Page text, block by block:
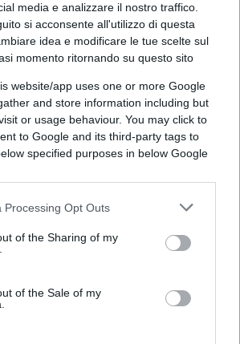
media e analizzare il nostro traffico.
si acconsente all'utilizzo di questa
idea e modificare le tue scelte sul
momento ritornando su questo sito
website/app uses one or more Google
and store information including but
or usage behaviour. You may click to
to Google and its third-party tags to
specified purposes in below Google
Processing Opt Outs
of the Sharing of my
of the Sale of my
cambia registro
di Usa e Cina”
14:46
4.7k